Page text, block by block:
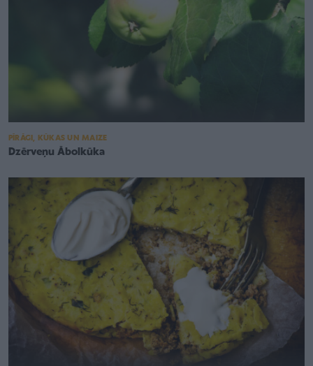
PĪRĀGI, KŪKAS UN MAIZE
Dzērveņu Ābolkūka